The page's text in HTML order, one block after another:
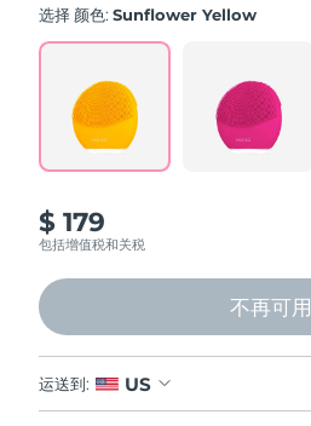
rating
Read
Reviews.
Same
page
选择 颜色:Sunflower Yellow
$ 179
包括增值税和关税
不再可用
运送到: US